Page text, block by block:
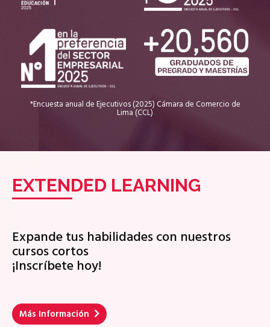
*Encuesta anual de Ejecutivos (2025) Cámara de Comercio de
Lima (CCL)
EXTENDED LEARNING
Expande tus habilidades con nuestros
cursos cortos
¡Inscríbete hoy!
Más Información